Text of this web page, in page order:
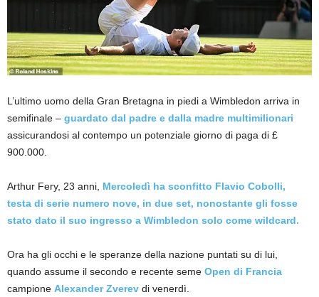
L’ultimo uomo della Gran Bretagna in piedi a Wimbledon arriva in
semifinale – guardato dal padre e dalla madre multimilionari
assicurandosi al contempo un potenziale giorno di paga di £
900.000.
Arthur Fery, 23 anni, Mercoledì ha sconfitto Flavio Cobolli,
testa di serie numero nove, in due set, nonostante gli fosse
stato dato il suo ingresso a Wimbledon solo come wildcard.
Ora ha gli occhi e le speranze della nazione puntati su di lui,
quando assume il secondo e recente seme Open di Francia
campione Alexander Zverev di venerdì.